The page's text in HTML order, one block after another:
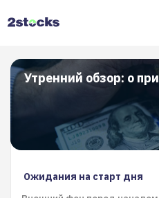
Утренний обзор: о
Ожидания на старт дня